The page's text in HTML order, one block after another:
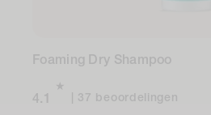
Foaming Dry Shampoo
4.1 37 beoordelingen